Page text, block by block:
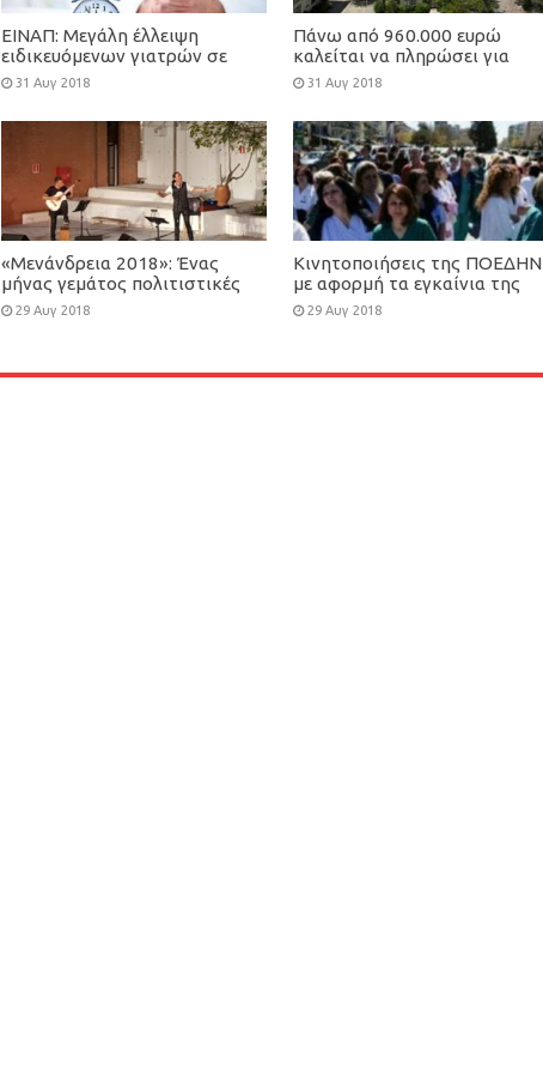
ΕΙΝΑΠ: Μεγάλη έλλειψη
ειδικευόμενων γιατρών σε
πολλές ειδικότητες
31 Αυγ 2018
Πάνω από 960.000 ευρώ
καλείται να πληρώσει για
ΕΝΦΙΑ, το Άσυλο Ανιάτων
31 Αυγ 2018
«Μενάνδρεια 2018»: Ένας
μήνας γεμάτος πολιτιστικές
εκδηλώσεις από τον Δήμο
Κηφισιάς
29 Αυγ 2018
Κινητοποιήσεις της ΠΟΕΔΗΝ
με αφορμή τα εγκαίνια της
ΔΕΘ
29 Αυγ 2018